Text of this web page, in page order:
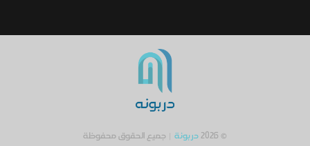
© 2026 دربونة | جميع الحقوق محفوظة